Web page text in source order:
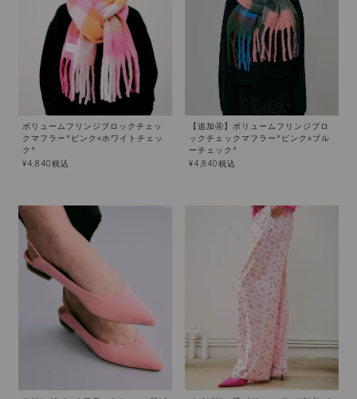
ボリュームフリンジブロックチェッ
クマフラー*ピンク×ホワイトチェッ
ク*
¥4,840税込
【追加④】ボリュームフリンジブロ
ックチェックマフラー*ピンク×ブル
ーチェック*
¥4,840税込